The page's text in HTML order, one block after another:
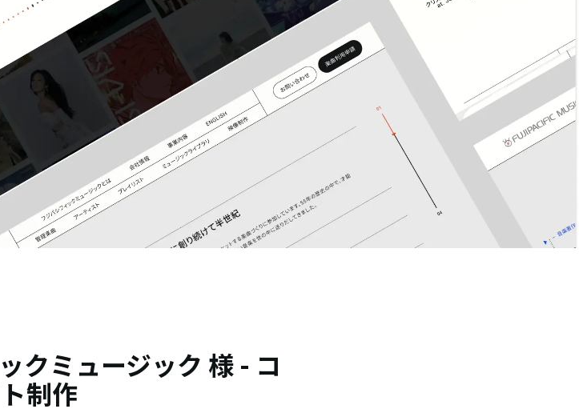
クミュージック 様 - コ
制作